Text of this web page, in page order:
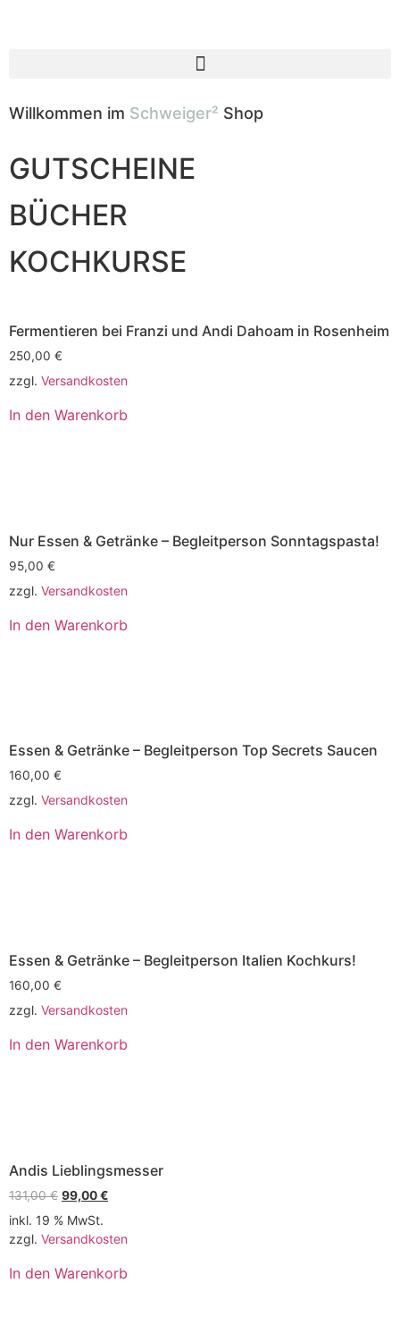
Willkommen im Schweiger² Shop
GUTSCHEINE
BÜCHER
KOCHKURSE
Fermentieren bei Franzi und Andi Dahoam in Rosenheim
250,00 €
zzgl. Versandkosten
In den Warenkorb
Nur Essen & Getränke – Begleitperson Sonntagspasta!
95,00 €
zzgl. Versandkosten
In den Warenkorb
Essen & Getränke – Begleitperson Top Secrets Saucen
160,00 €
zzgl. Versandkosten
In den Warenkorb
Essen & Getränke – Begleitperson Italien Kochkurs!
160,00 €
zzgl. Versandkosten
In den Warenkorb
Andis Lieblingsmesser
131,00€ 99,00€
inkl. 19 % MwSt.
zzgl. Versandkosten
In den Warenkorb